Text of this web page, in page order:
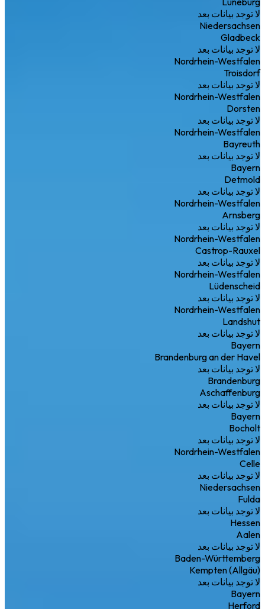
لا توجد بيانات بعد
Niedersachsen
Gladbeck
لا توجد بيانات بعد
Nordrhein-Westfalen
Troisdorf
لا توجد بيانات بعد
Nordrhein-Westfalen
Dorsten
لا توجد بيانات بعد
Nordrhein-Westfalen
Bayreuth
لا توجد بيانات بعد
Bayern
Detmold
لا توجد بيانات بعد
Nordrhein-Westfalen
Arnsberg
لا توجد بيانات بعد
Nordrhein-Westfalen
Castrop-Rauxel
لا توجد بيانات بعد
Nordrhein-Westfalen
Lüdenscheid
لا توجد بيانات بعد
Nordrhein-Westfalen
Landshut
لا توجد بيانات بعد
Bayern
Brandenburg an der Havel
لا توجد بيانات بعد
Brandenburg
Aschaffenburg
لا توجد بيانات بعد
Bayern
Bocholt
لا توجد بيانات بعد
Nordrhein-Westfalen
Celle
لا توجد بيانات بعد
Niedersachsen
Fulda
لا توجد بيانات بعد
Hessen
Aalen
لا توجد بيانات بعد
Baden-Württemberg
Kempten (Allgäu)
لا توجد بيانات بعد
Bayern
Herford